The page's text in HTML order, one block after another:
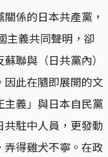
係的日本共產黨，
主義共同聲明，卻
聯與（日共黨內）
此在隨即展開的文
義」與日本自民黨
駐中人員，更發動
得雞犬不寧。在政